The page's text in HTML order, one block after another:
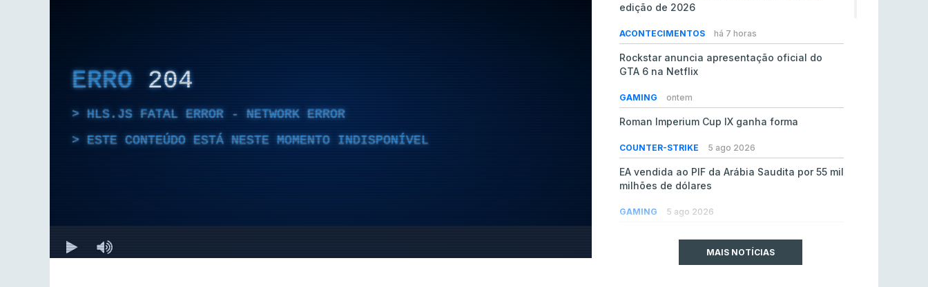
edição de 2026
ACONTECIMENTOS há 7 horas
Rockstar anuncia apresentação oficial do
GTA 6 na Netflix
GAMING ontem
Roman Imperium Cup IX ganha forma
COUNTER-STRIKE 5 ago 2026
EA vendida ao PIF da Arábia Saudita por 55 mil
milhões de dólares
GAMING 5 ago 2026
MAIS NOTÍCIAS